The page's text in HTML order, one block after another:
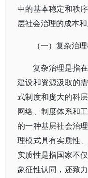
中的基本稳定和秩
层社会治理的成本和
（一）复杂治
复杂治理是指
建设和资源汲取的
式制度和庞大的科
网络、制度体系和
的一种基层社会治
理模式具有实质性
实质性是指国家不
象征性认同，还致